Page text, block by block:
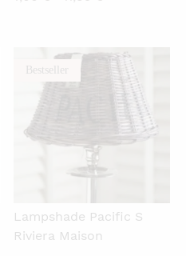
7,00 €.
11,95 €.
Bestseller
Lampshade Pacific S
Riviera Maison